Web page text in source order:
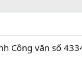
Công văn số